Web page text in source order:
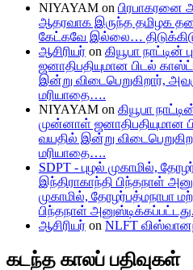
NIYAYAM on பிரபாகரனை
ஆதரவாக இருந்த தமிழக
கேட்கவே இல்லை…
ஆசிரியர் on கியூபா
ஜனாதிபதியுமான பிடல்
இன்று விடைபெறுகிறார்,
மரியாதை….
NIYAYAM on கியூபா
முன்னாள் ஜனாதிபதியுமான
வயதில் இன்று
மரியாதை….
SDPT - புழல் முகாமில்,
இந்திராகாந்தி பிந்தநாள்
முகாமில், தோழர்பத்மநாபா
பிந்தநாள் அனுஸ்டிக்கப்பட்டது.
ஆசிரியர் on NLFT
கடந்த காலப் பதிவுகள்